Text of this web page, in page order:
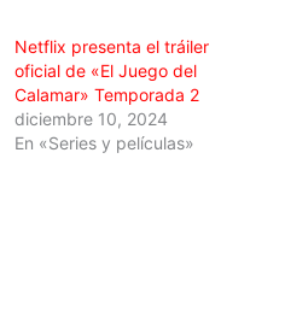
Netflix presenta el tráiler
oficial de «El Juego del
Calamar» Temporada 2
diciembre 10, 2024
En «Series y películas»